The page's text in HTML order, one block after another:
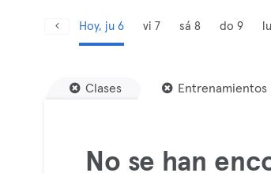
Hoy, ju 6 vi 7 sá 8 do 9
Clases Entrenamientos
No se han